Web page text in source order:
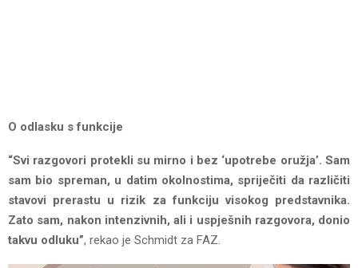
O odlasku s funkcije
“Svi razgovori protekli su mirno i bez ‘upotrebe oružja’. Sam
sam bio spreman, u datim okolnostima, spriječiti da različiti
stavovi prerastu u rizik za funkciju visokog predstavnika.
Zato sam, nakon intenzivnih, ali i uspješnih razgovora, donio
takvu odluku”, rekao je Schmidt za FAZ.